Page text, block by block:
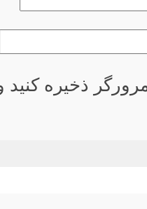
ذخیره